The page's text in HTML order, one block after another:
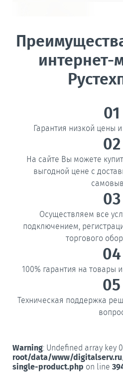
интернет-
01
Гарантия низкой цены
02
На сайте Вы можете
выгодной цене с
03
Осуществляем все
подключением,
торгового
04
100% гарантия на товары
05
Техническая поддержка
Warning: Undefined array key
root/data/www/
single-product.php on line